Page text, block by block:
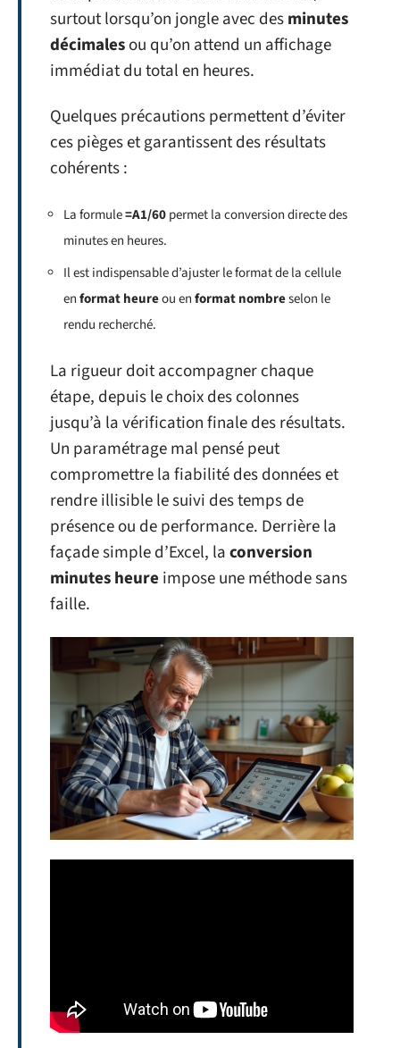
surtout lorsqu’on jongle avec desminutes
décimalesou qu’on attend un affichage
immédiat du total en heures.
Quelques précautions permettent d’éviter
ces pièges et garantissent des résultats
cohérents :
La formule=A1/60permet la conversion directe des
minutes en heures.
Il est indispensable d’ajuster le format de la cellule
enformat heureou enformat nombreselon le
rendu recherché.
La rigueur doit accompagner chaque
étape, depuis le choix des colonnes
jusqu’à la vérification finale des résultats.
Un paramétrage mal pensé peut
compromettre la fiabilité des données et
rendre illisible le suivi des temps de
présence ou de performance. Derrière la
façade simple d’Excel, laconversion
minutes heure impose une méthode sans
faille.